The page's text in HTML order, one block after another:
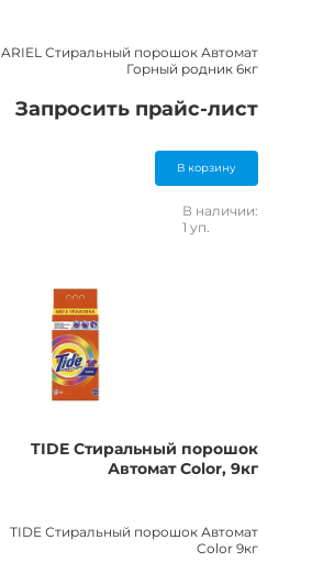
ARIEL Стиральный порошок Автомат
Горный родник 6кг
Запросить прайс-лист
В корзину
В наличии:
1 уп.
TIDE Стиральный порошок
Автомат Color, 9кг
TIDE Стиральный порошок Автомат
Color 9кг